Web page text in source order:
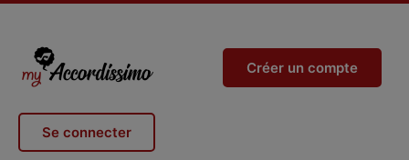
Créer un compte
Se connecter